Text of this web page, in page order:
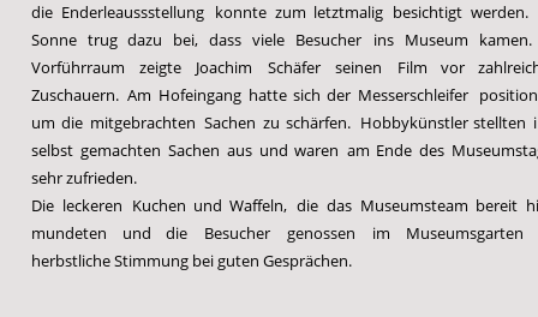
die Enderleaussstellung konnte zum letztmalig besichtigt werden.
Sonne trug dazu bei, dass viele Besucher ins Museum
kamen.
Vorführraum
zeigte Joachim Schäfer seinen Film vor
Zuschauern. Am Hofeingang hatte sich der Messerschleifer
um die mitgebrachten Sachen zu schärfen. Hobbykünstler stellten
selbst gemachten Sachen aus und waren am Ende des
sehr zufrieden.
Die leckeren Kuchen und Waffeln, die das Museumsteam bereit
mundeten
und die Besucher genossen im
Museumsgarten
herbstliche Stimmung bei guten Gesprächen.